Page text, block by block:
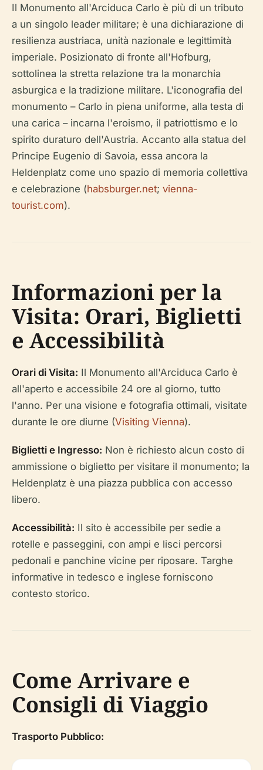
Il Monumento all'Arciduca Carlo è più di un tributo
a un singolo leader militare; è una dichiarazione di
resilienza austriaca, unità nazionale e legittimità
imperiale. Posizionato di fronte all'Hofburg,
sottolinea la stretta relazione tra la monarchia
asburgica e la tradizione militare. L'iconografia del
monumento – Carlo in piena uniforme, alla testa di
una carica – incarna l'eroismo, il patriottismo e lo
spirito duraturo dell'Austria. Accanto alla statua del
Principe Eugenio di Savoia, essa ancora la
Heldenplatz come uno spazio di memoria collettiva
e celebrazione (habsburger.net; vienna-
tourist.com).
Informazioni per la
Visita: Orari, Biglietti
e Accessibilità
Orari di Visita: Il Monumento all'Arciduca Carlo è
all'aperto e accessibile 24 ore al giorno, tutto
l'anno. Per una visione e fotografia ottimali, visitate
durante le ore diurne (Visiting Vienna).
Biglietti e Ingresso: Non è richiesto alcun costo di
ammissione o biglietto per visitare il monumento; la
Heldenplatz è una piazza pubblica con accesso
libero.
Accessibilità: Il sito è accessibile per sedie a
rotelle e passeggini, con ampi e lisci percorsi
pedonali e panchine vicine per riposare. Targhe
informative in tedesco e inglese forniscono
contesto storico.
Come Arrivare e
Consigli di Viaggio
Trasporto Pubblico: